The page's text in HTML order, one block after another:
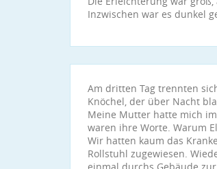
Inzwischen war es dunkel
Am dritten Tag trennten
Knöchel, der über Nacht
Meine Mutter hatte mich
waren ihre Worte. Warum
Wir hatten kaum das
Rollstuhl zugewiesen.